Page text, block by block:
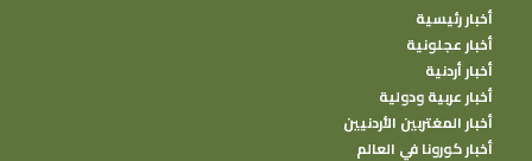
أخبار رئيسية
أخبار عجلونية
أخبار أردنية
أخبار عربية ودولية
أخبار المغتربين الأردنيين
أخبار كورونا في العالم